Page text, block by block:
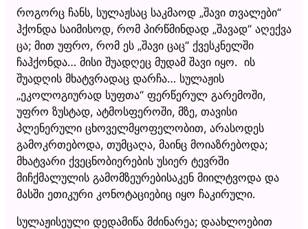
როგორც ჩანს, სულაჟსაც საკმაოდ „შავი თვალები“
ჰქონდა საიმისოდ, რომ პირწმინდად „შავად“ აღექვა
ცა; მით უფრო, რომ ეს „შავი ცაც“ ქვესკნელში
ჩაჰქონდა… მისი შუადღეც მუდამ შავი იყო. ის
შუადღის მხატვრადაც დარჩა… სულაჟის
„ეკოლოგიურად სუფთა“ ფერწერულ გარემოში,
უფრო ზუსტად, ატმოსფეროში, მზე, თავისი
პლენერული ცხოველმყოფელობით, არასოდეს
გამოკრთებოდა, თუმცაღა, მაინც მოიაზრებოდა;
მხატვარი ქვეცნობიერების უსიერ ტევრში
მიჩქმალულის გამომზეურებისაკენ მიილტვოდა და
მასში ეთიკური კონოტაციებიც იყო ჩაკირული.
სულაჟისეული დედამიწა მძინარეა; დაახლოებით